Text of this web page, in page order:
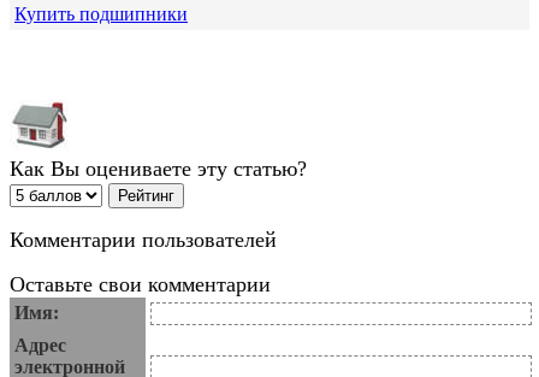
Купить подшипники
Как Вы оцениваете эту статью?
Комментарии пользователей
Оставьте свои комментарии
Имя:
Адрес
электронной